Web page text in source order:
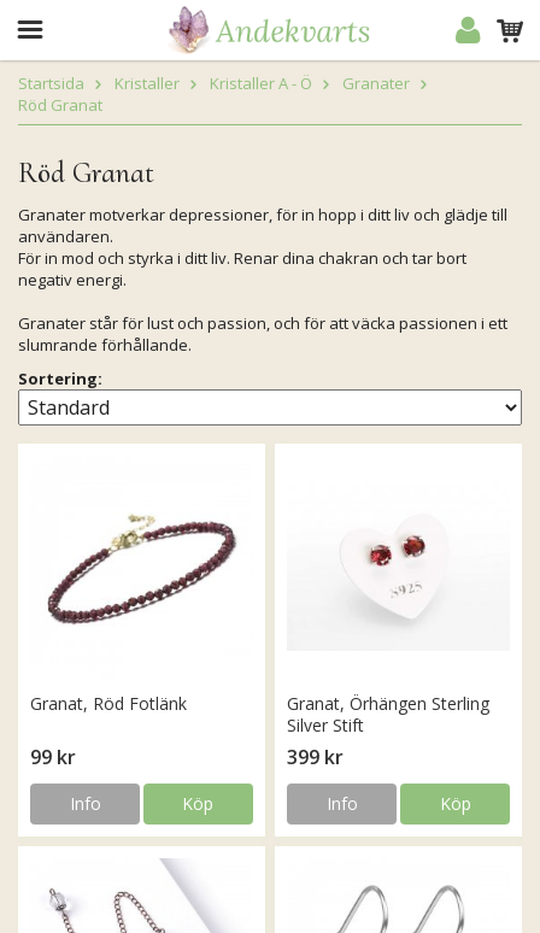
Startsida Kristaller Kristaller A - Ö
Granater
Röd Granat
Röd Granat
Granater motverkar depressioner, för in hopp i ditt liv och glädje till
användaren.
För in mod och styrka i ditt liv. Renar dina chakran och tar bort
negativ energi.
Granater står för lust och passion, och för att väcka passionen i ett
slumrande förhållande.
Sortering:
Granat, Röd Fotlänk
99 kr
Info Köp
Granat, Örhängen Sterling
Silver Stift
399 kr
Info Köp